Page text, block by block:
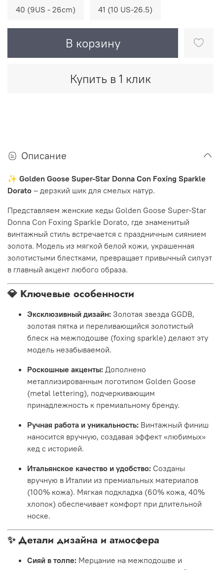
В корзину
Купить в 1 клик
40 (9US - 26cm) 41 (10 US-26.5)
Описание
✨ Golden Goose Super-Star Donna Con Foxing Sparkle
Dorato – дерзкий шик для смелых натур.
Представляем женские кеды Golden Goose Super-Star
Donna Con Foxing Sparkle Dorato, где знаменитый
винтажный стиль встречается с праздничным сиянием
золота. Модель из мягкой белой кожи, украшенная
золотистыми блестками, превращает привычный силуэт
в главный акцент любого образа.
💎 Ключевые особенности
Эксклюзивный дизайн: Золотая звезда GGDB,
золотая пятка и переливающийся золотистый
блеск на межподошве (foxing sparkle) делают эту
модель незабываемой.
Роскошные акценты: Дополнено
металлизированным логотипом Golden Goose
(metal lettering), подчеркивающим
принадлежность к премиальному бренду.
Ручная работа и уникальность: Винтажный финиш
наносится вручную, создавая эффект «любимых»
кед с историей.
Итальянское качество и удобство: Созданы
вручную в Италии из премиальных материалов
(100% кожа). Мягкая подкладка (60% кожа, 40%
хлопок) обеспечивает комфорт при длительной
носке.
✨ Детали дизайна и атмосфера
Сияй в толпе: Мерцание на межподошве и